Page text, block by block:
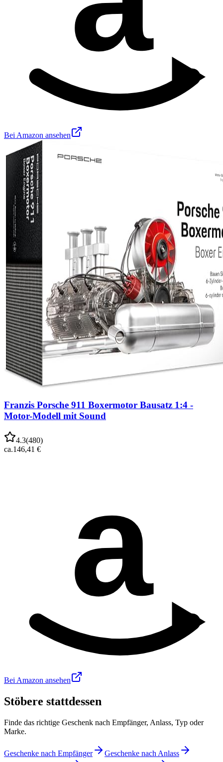
Bei Amazon ansehen
Franzis Porsche 911 Boxermotor Bausatz 1:4 -
Motor-Modell mit Sound
4.3(480)
ca.146,41 €
a
Bei Amazon ansehen
Stöbere stattdessen
Finde das richtige Geschenk nach Empfänger, Anlass, Typ oder
Marke.
Geschenke nach Empfänger
Geschenke nach Anlass